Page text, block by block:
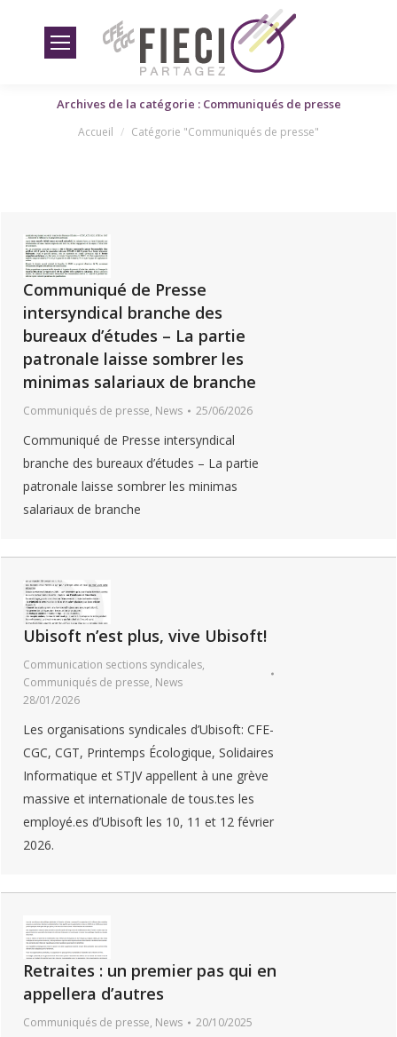
Archives de la catégorie : Communiqués de presse
Vous êtes ici
Accueil Catégorie "Communiqués de presse"
Communiqué de Presse
intersyndical branche des
bureaux d’études – La partie
patronale laisse sombrer les
minimas salariaux de branche
Communiqués de presse, News 25/06/2026
Communiqué de Presse intersyndical
branche des bureaux d’études – La partie
patronale laisse sombrer les minimas
salariaux de branche
Ubisoft n’est plus, vive Ubisoft!
Communication sections syndicales,
Communiqués de presse, News
28/01/2026
Les organisations syndicales d’Ubisoft: CFE-
CGC, CGT, Printemps Écologique, Solidaires
Informatique et STJV appellent à une grève
massive et internationale de tous.tes les
employé.es d’Ubisoft les 10, 11 et 12 février
2026.
Retraites : un premier pas qui en
appellera d’autres
Communiqués de presse, News 20/10/2025